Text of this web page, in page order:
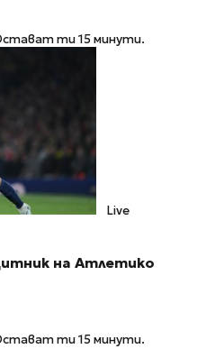
ти 15 минути.
Live
на Атлетико
ти 15 минути.